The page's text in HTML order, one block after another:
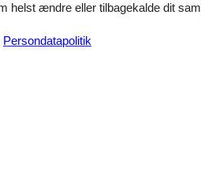
helst ændre eller tilbagekalde dit
Persondatapolitik